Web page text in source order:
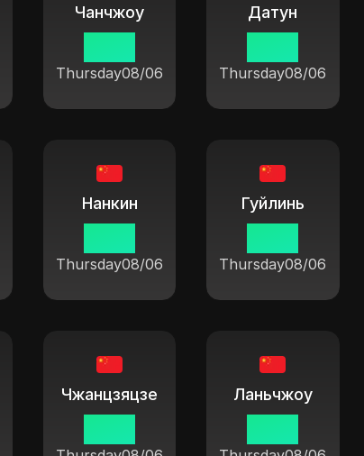
Чанчжоу
Thursday08/06
Датун
Thursday08/06
Нанкин
Thursday08/06
Гуйлинь
Thursday08/06
Чжанцзяцзе Ланьчжоу